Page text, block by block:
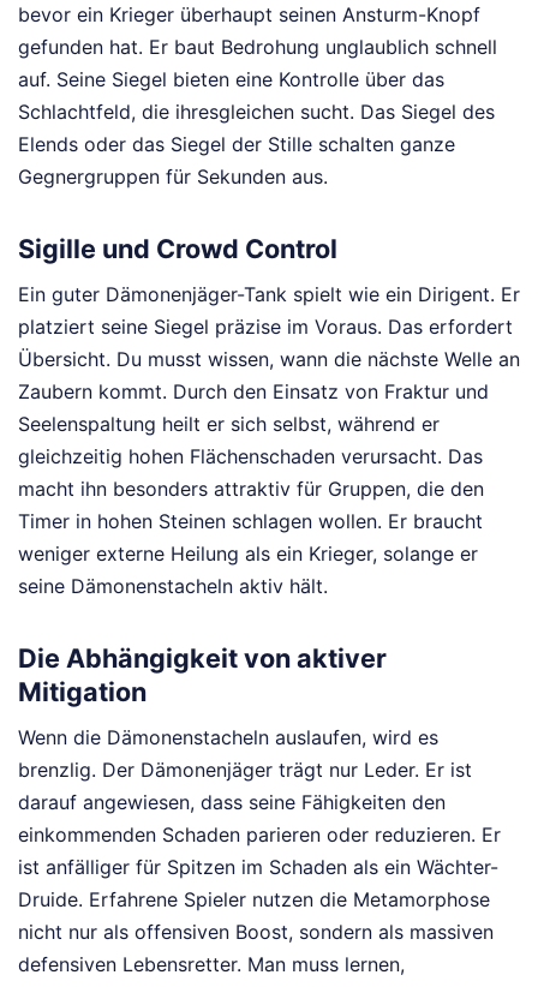
bevor ein Krieger überhaupt seinen Ansturm-Knopf
gefunden hat. Er baut Bedrohung unglaublich schnell
auf. Seine Siegel bieten eine Kontrolle über das
Schlachtfeld, die ihresgleichen sucht. Das Siegel des
Elends oder das Siegel der Stille schalten ganze
Gegnergruppen für Sekunden aus.
Sigille und Crowd Control
Ein guter Dämonenjäger-Tank spielt wie ein Dirigent. Er
platziert seine Siegel präzise im Voraus. Das erfordert
Übersicht. Du musst wissen, wann die nächste Welle an
Zaubern kommt. Durch den Einsatz von Fraktur und
Seelenspaltung heilt er sich selbst, während er
gleichzeitig hohen Flächenschaden verursacht. Das
macht ihn besonders attraktiv für Gruppen, die den
Timer in hohen Steinen schlagen wollen. Er braucht
weniger externe Heilung als ein Krieger, solange er
seine Dämonenstacheln aktiv hält.
Die Abhängigkeit von aktiver
Mitigation
Wenn die Dämonenstacheln auslaufen, wird es
brenzlig. Der Dämonenjäger trägt nur Leder. Er ist
darauf angewiesen, dass seine Fähigkeiten den
einkommenden Schaden parieren oder reduzieren. Er
ist anfälliger für Spitzen im Schaden als ein Wächter-
Druide. Erfahrene Spieler nutzen die Metamorphose
nicht nur als offensiven Boost, sondern als massiven
defensiven Lebensretter. Man muss lernen,